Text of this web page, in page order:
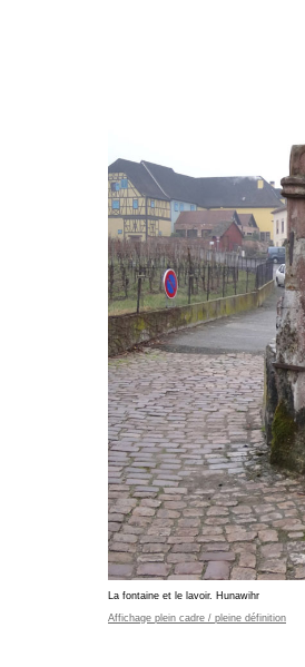
La fontaine et le lavoir. Hunawihr
Affichage plein cadre / pleine définition